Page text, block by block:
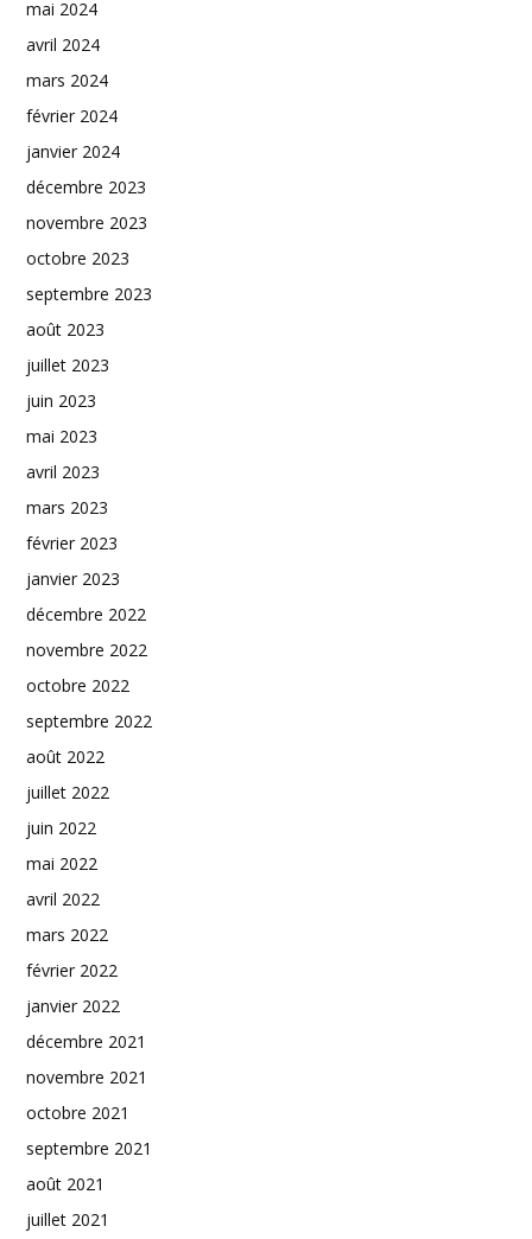
mai 2024
avril 2024
mars 2024
février 2024
janvier 2024
décembre 2023
novembre 2023
octobre 2023
septembre 2023
août 2023
juillet 2023
juin 2023
mai 2023
avril 2023
mars 2023
février 2023
janvier 2023
décembre 2022
novembre 2022
octobre 2022
septembre 2022
août 2022
juillet 2022
juin 2022
mai 2022
avril 2022
mars 2022
février 2022
janvier 2022
décembre 2021
novembre 2021
octobre 2021
septembre 2021
août 2021
juillet 2021